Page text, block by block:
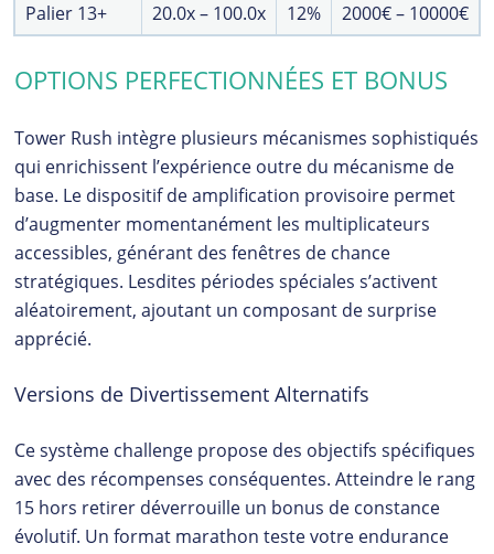
Palier 13+ 20.0x – 100.0x 12% 2000€ – 10000€
OPTIONS PERFECTIONNÉES ET BONUS
Tower Rush intègre plusieurs mécanismes sophistiqués
qui enrichissent l’expérience outre du mécanisme de
base. Le dispositif de amplification provisoire permet
d’augmenter momentanément les multiplicateurs
accessibles, générant des fenêtres de chance
stratégiques. Lesdites périodes spéciales s’activent
aléatoirement, ajoutant un composant de surprise
apprécié.
Versions de Divertissement Alternatifs
Ce système challenge propose des objectifs spécifiques
avec des récompenses conséquentes. Atteindre le rang
15 hors retirer déverrouille un bonus de constance
évolutif. Un format marathon teste votre endurance